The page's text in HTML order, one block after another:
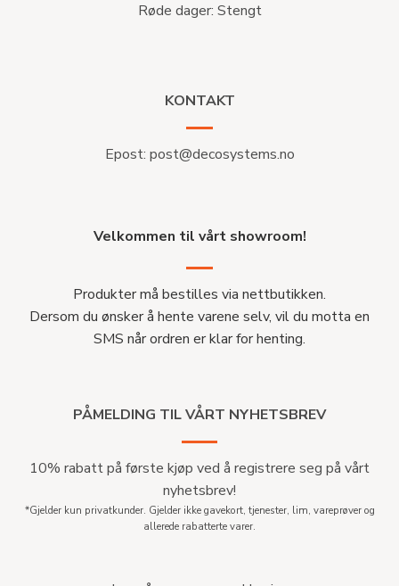
Røde dager: Stengt
KONTAKT
Epost: post@decosystems.no
Velkommen til vårt showroom!
Produkter må bestilles via nettbutikken.
Dersom du ønsker å hente varene selv, vil du motta en
SMS når ordren er klar for henting.
PÅMELDING TIL VÅRT NYHETSBREV
10% rabatt på første kjøp ved å registrere seg på vårt
nyhetsbrev!
*Gjelder kun privatkunder. Gjelder ikke gavekort, tjenester, lim, vareprøver og
allerede rabatterte varer.